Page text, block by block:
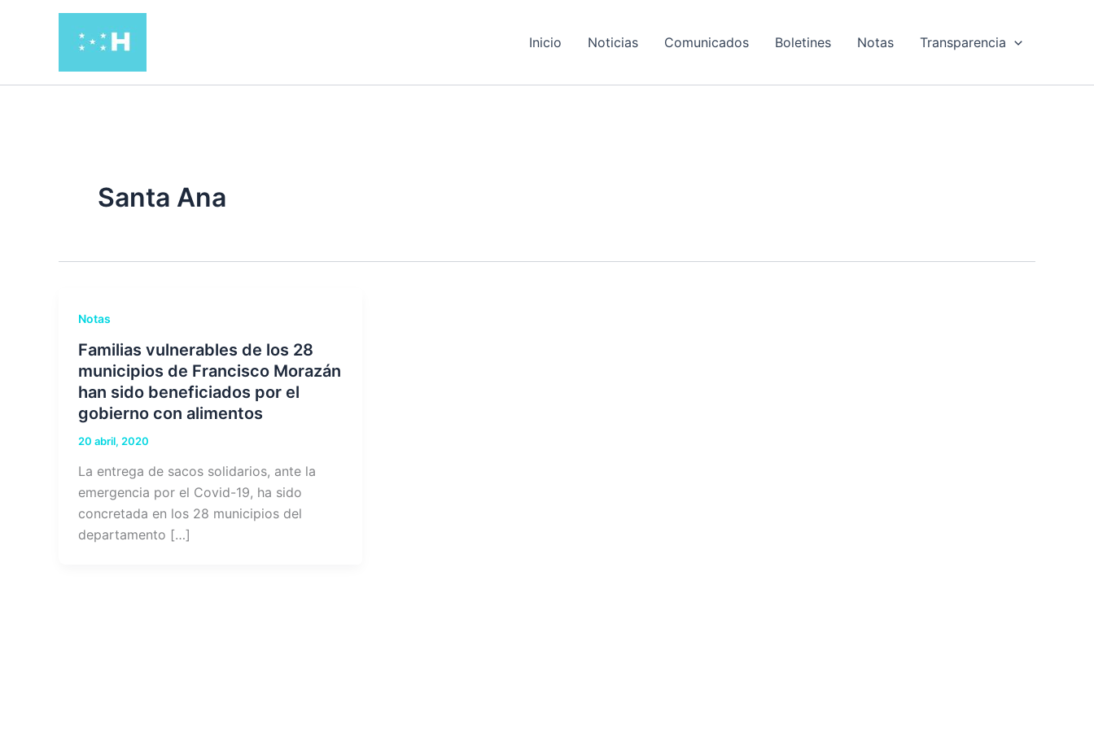
Inicio Noticias Comunicados Boletines Notas Transparencia
Santa Ana
Notas
Familias vulnerables de los 28
municipios de Francisco Morazán
han sido beneficiados por el
gobierno con alimentos
20 abril, 2020
La entrega de sacos solidarios, ante la
emergencia por el Covid-19, ha sido
concretada en los 28 municipios del
departamento […]